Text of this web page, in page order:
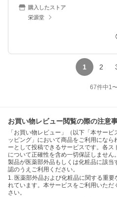
購入したストア
栄源堂
1 2
67件中1〜
お買い物レビュー閲覧の際の注意
「お買い物レビュー」（以下「本サー
ッピング」において商品をご利用にな
ーとして投稿できるサービスです。各
について正確性を含め一切保証しません
製品が医薬部外品もしくは化粧品に該
認のうえご利用ください。
1. 医薬部外品および化粧品に関する重
れています。本サービスをご利用いた
さい。